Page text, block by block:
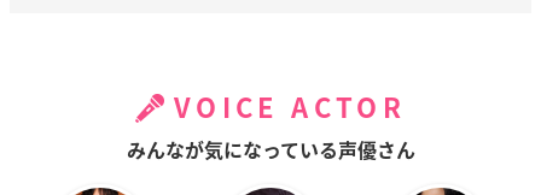
VOICE ACTOR
みんなが気になっている声優さん